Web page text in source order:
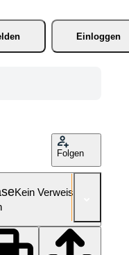
Einloggen
Folgen
Kein Verweis